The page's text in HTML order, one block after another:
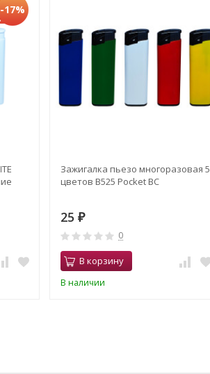
-17%
Зажигалка пьезо многоразовая 5
цветов B525 Pocket BC
25 ₽
0
В корзину
В наличии